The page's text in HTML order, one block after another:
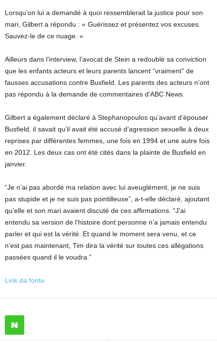
Lorsqu’on lui a demandé à quoi ressemblerait la justice pour son
mari, Gilbert a répondu : « Guérissez et présentez vos excuses.
Sauvez-le de ce nuage. »
Ailleurs dans l’interview, l’avocat de Stein a redoublé sa conviction
que les enfants acteurs et leurs parents lancent “vraiment” de
fausses accusations contre Busfield. Les parents des acteurs n’ont
pas répondu à la demande de commentaires d’ABC News.
Gilbert a également déclaré à Stephanopoulos qu’avant d’épouser
Busfield, il savait qu’il avait été accusé d’agression sexuelle à deux
reprises par différentes femmes, une fois en 1994 et une autre fois
en 2012. Les deux cas ont été cités dans la plainte de Busfield en
janvier.
“Je n’ai pas abordé ma relation avec lui aveuglément, je ne suis
pas stupide et je ne suis pas pointilleuse”, a-t-elle déclaré, ajoutant
qu’elle et son mari avaient discuté de ces affirmations. “J’ai
entendu sa version de l’histoire dont personne n’a jamais entendu
parler et qui est la vérité. Et quand le moment sera venu, et ce
n’est pas maintenant, Tim dira la vérité sur toutes ces allégations
passées quand il le voudra.”
Link da fonte